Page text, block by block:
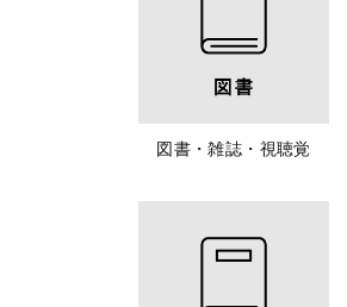
図書・雑誌・視聴覚